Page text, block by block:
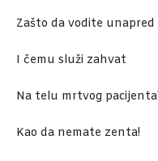
Zašto da vodite
I čemu služi zahvat
Na telu mrtvog
Kao da nemate zenta!